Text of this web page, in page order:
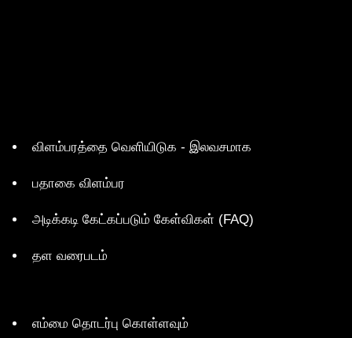
விளம்பரத்தை வெளியிடுக - இலவசமாக
பதாகை விளம்பர
அடிக்கடி கேட்கப்படும் கேள்விகள் (FAQ)
தள வரைபடம்
எம்மை தொடர்பு கொள்ளவும்